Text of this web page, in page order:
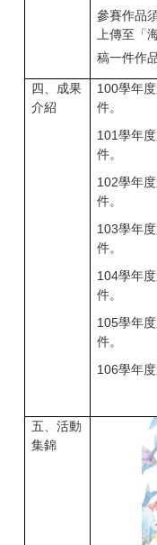
參賽作品
上傳至「
稿一件作品
四、成果
介紹
100學年
件。
101學年
件。
102學年
件。
103學年
件。
104學年
件。
105學年
件。
106學年
五、活動
集錦